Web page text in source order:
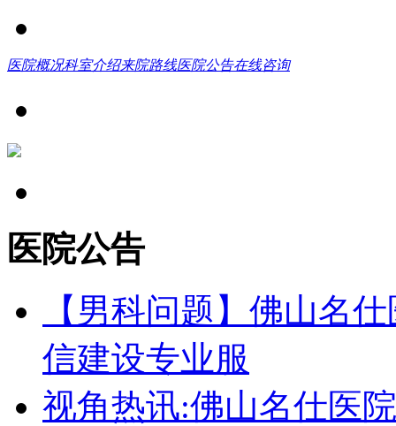
医院概况科室介绍来院路线医院公告在线咨询
医院公告
【男科问题】佛山名
信建设专业服
视角热讯:佛山名仕医